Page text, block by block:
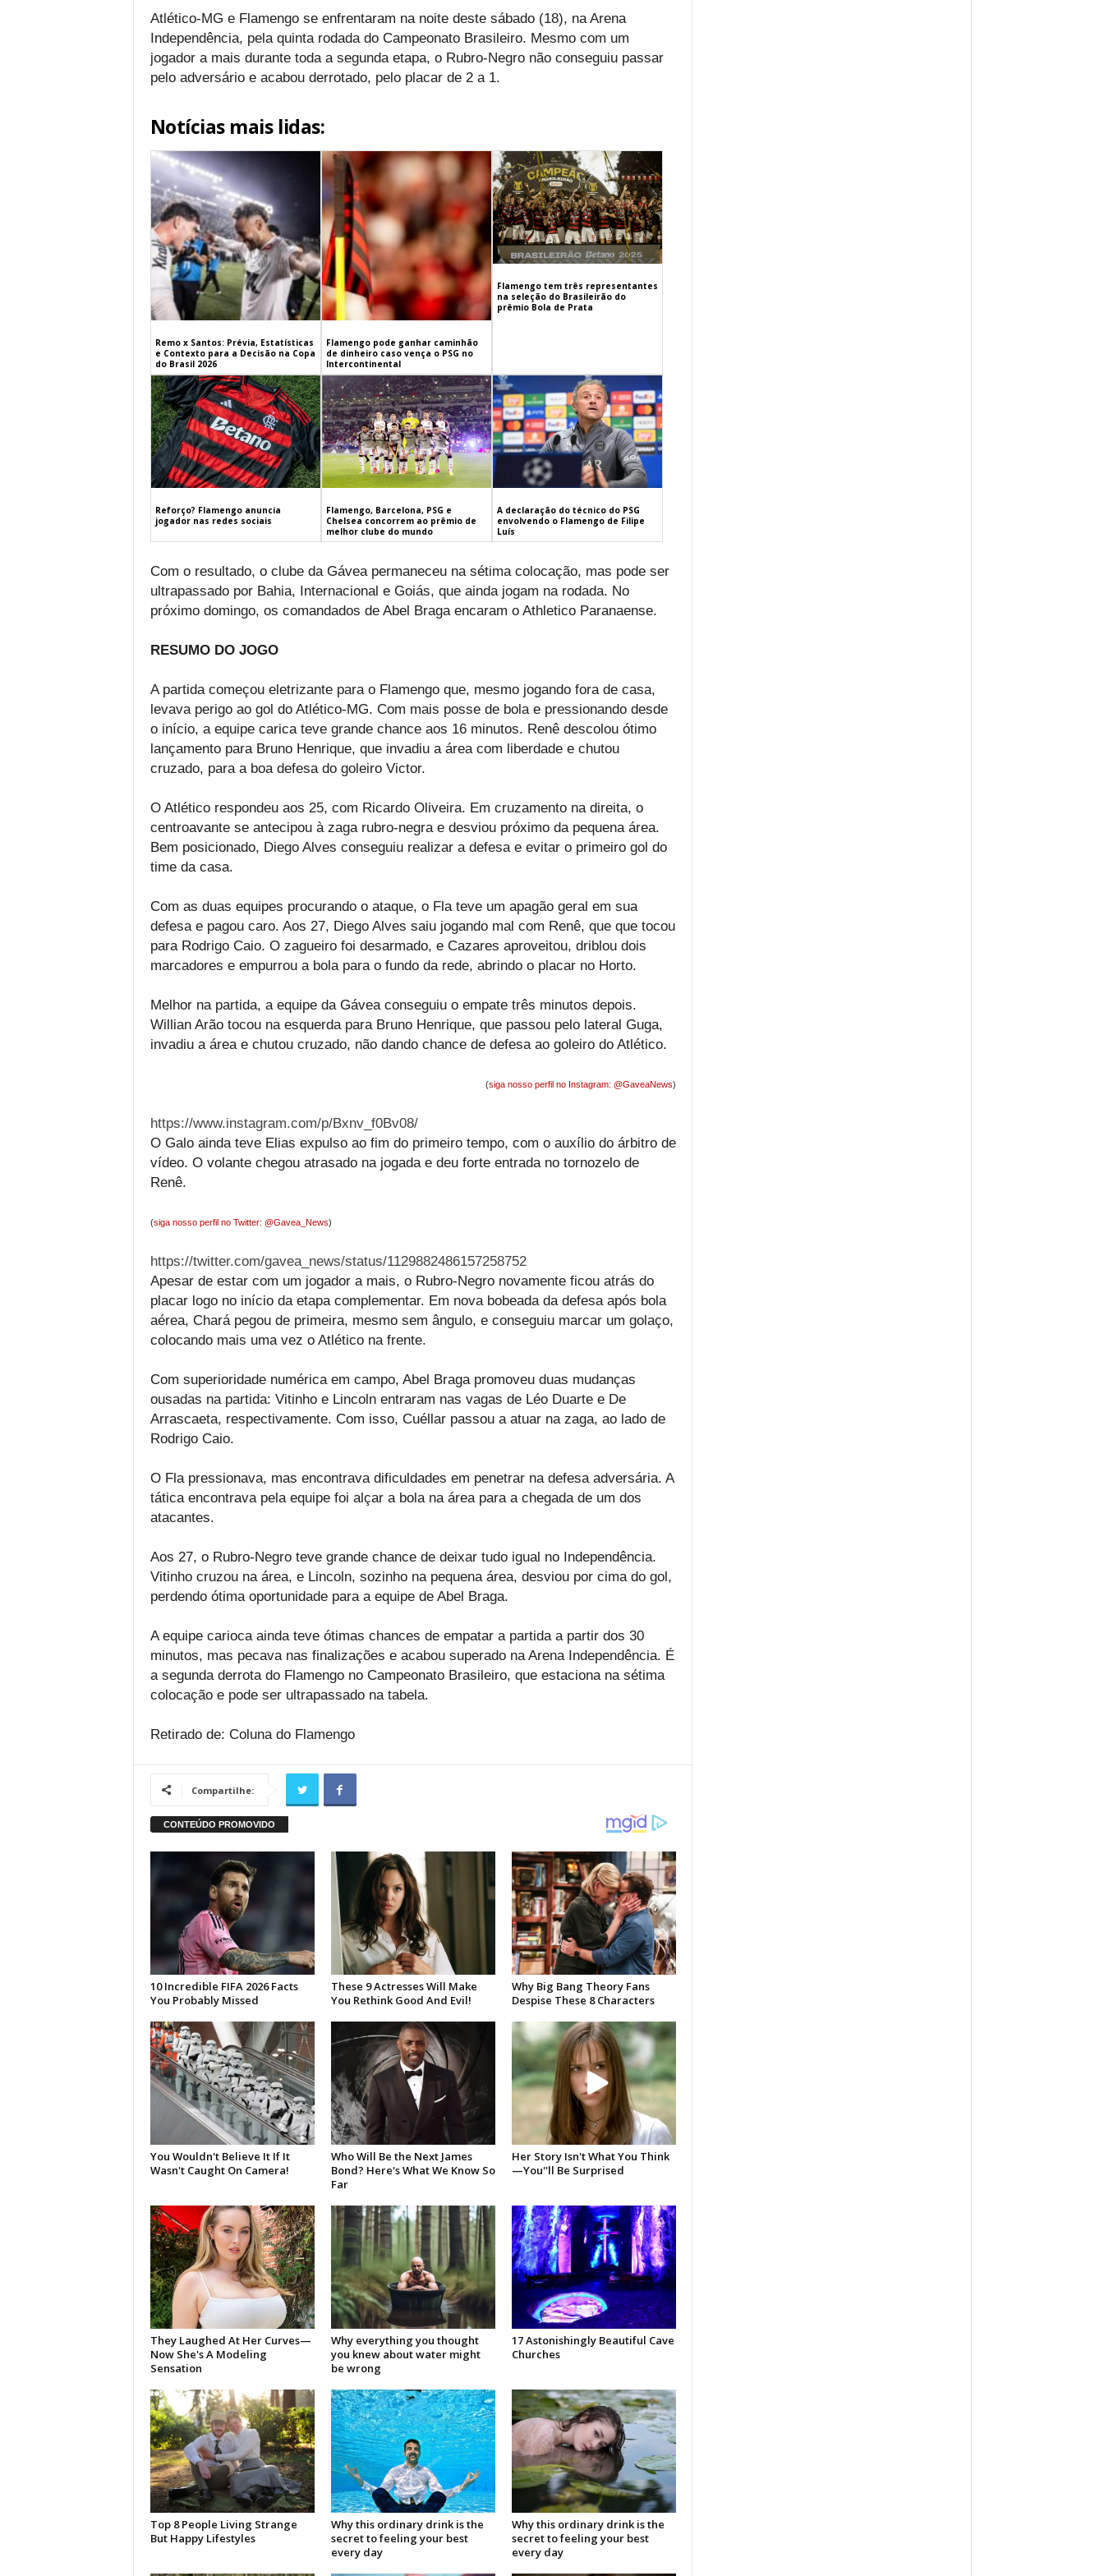
Atlético-MG e Flamengo se enfrentaram na noite deste sábado (18), na Arena
Independência, pela quinta rodada do Campeonato Brasileiro. Mesmo com um
jogador a mais durante toda a segunda etapa, o Rubro-Negro não conseguiu passar
pelo adversário e acabou derrotado, pelo placar de 2 a 1.
Notícias mais lidas:
Remo x Santos: Prévia, Estatísticas
e Contexto para a Decisão na Copa
do Brasil 2026
Flamengo pode ganhar caminhão
de dinheiro caso vença o PSG no
Intercontinental
Flamengo tem três representantes
na seleção do Brasileirão do
prêmio Bola de Prata
Reforço? Flamengo anuncia
jogador nas redes sociais
Flamengo, Barcelona, PSG e
Chelsea concorrem ao prêmio de
melhor clube do mundo
A declaração do técnico do PSG
envolvendo o Flamengo de Filipe
Luís
Com o resultado, o clube da Gávea permaneceu na sétima colocação, mas pode ser
ultrapassado por Bahia, Internacional e Goiás, que ainda jogam na rodada. No
próximo domingo, os comandados de Abel Braga encaram o Athletico Paranaense.
RESUMO DO JOGO
A partida começou eletrizante para o Flamengo que, mesmo jogando fora de casa,
levava perigo ao gol do Atlético-MG. Com mais posse de bola e pressionando desde
o início, a equipe carica teve grande chance aos 16 minutos. Renê descolou ótimo
lançamento para Bruno Henrique, que invadiu a área com liberdade e chutou
cruzado, para a boa defesa do goleiro Victor.
O Atlético respondeu aos 25, com Ricardo Oliveira. Em cruzamento na direita, o
centroavante se antecipou à zaga rubro-negra e desviou próximo da pequena área.
Bem posicionado, Diego Alves conseguiu realizar a defesa e evitar o primeiro gol do
time da casa.
Com as duas equipes procurando o ataque, o Fla teve um apagão geral em sua
defesa e pagou caro. Aos 27, Diego Alves saiu jogando mal com Renê, que que tocou
para Rodrigo Caio. O zagueiro foi desarmado, e Cazares aproveitou, driblou dois
marcadores e empurrou a bola para o fundo da rede, abrindo o placar no Horto.
Melhor na partida, a equipe da Gávea conseguiu o empate três minutos depois.
Willian Arão tocou na esquerda para Bruno Henrique, que passou pelo lateral Guga,
invadiu a área e chutou cruzado, não dando chance de defesa ao goleiro do Atlético.
(siga nosso perfil no Instagram: @GaveaNews)
https://www.instagram.com/p/Bxnv_f0Bv08/
O Galo ainda teve Elias expulso ao fim do primeiro tempo, com o auxílio do árbitro de
vídeo. O volante chegou atrasado na jogada e deu forte entrada no tornozelo de
Renê.
(siga nosso perfil no Twitter: @Gavea_News)
https://twitter.com/gavea_news/status/1129882486157258752
Apesar de estar com um jogador a mais, o Rubro-Negro novamente ficou atrás do
placar logo no início da etapa complementar. Em nova bobeada da defesa após bola
aérea, Chará pegou de primeira, mesmo sem ângulo, e conseguiu marcar um golaço,
colocando mais uma vez o Atlético na frente.
Com superioridade numérica em campo, Abel Braga promoveu duas mudanças
ousadas na partida: Vitinho e Lincoln entraram nas vagas de Léo Duarte e De
Arrascaeta, respectivamente. Com isso, Cuéllar passou a atuar na zaga, ao lado de
Rodrigo Caio.
O Fla pressionava, mas encontrava dificuldades em penetrar na defesa adversária. A
tática encontrava pela equipe foi alçar a bola na área para a chegada de um dos
atacantes.
Aos 27, o Rubro-Negro teve grande chance de deixar tudo igual no Independência.
Vitinho cruzou na área, e Lincoln, sozinho na pequena área, desviou por cima do gol,
perdendo ótima oportunidade para a equipe de Abel Braga.
A equipe carioca ainda teve ótimas chances de empatar a partida a partir dos 30
minutos, mas pecava nas finalizações e acabou superado na Arena Independência. É
a segunda derrota do Flamengo no Campeonato Brasileiro, que estaciona na sétima
colocação e pode ser ultrapassado na tabela.
Retirado de: Coluna do Flamengo
Compartilhe: